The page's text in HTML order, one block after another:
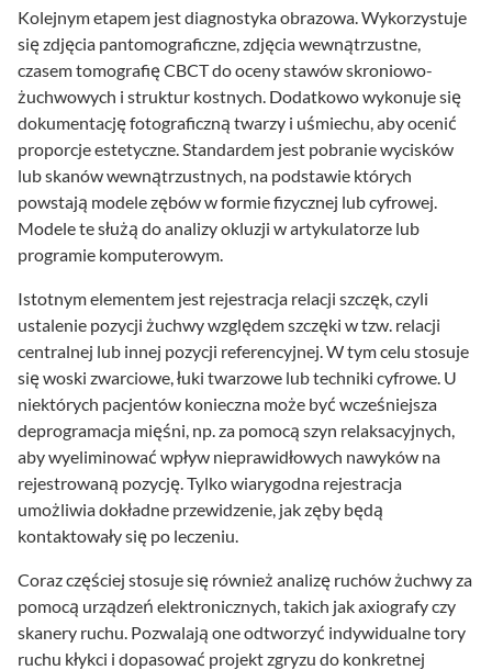
Kolejnym etapem jest diagnostyka obrazowa. Wykorzystuje
się zdjęcia pantomograficzne, zdjęcia wewnątrzustne,
czasem tomografię CBCT do oceny stawów skroniowo-
żuchwowych i struktur kostnych. Dodatkowo wykonuje się
dokumentację fotograficzną twarzy i uśmiechu, aby ocenić
proporcje estetyczne. Standardem jest pobranie wycisków
lub skanów wewnątrzustnych, na podstawie których
powstają modele zębów w formie fizycznej lub cyfrowej.
Modele te służą do analizy okluzji w artykulatorze lub
programie komputerowym.
Istotnym elementem jest rejestracja relacji szczęk, czyli
ustalenie pozycji żuchwy względem szczęki w tzw. relacji
centralnej lub innej pozycji referencyjnej. W tym celu stosuje
się woski zwarciowe, łuki twarzowe lub techniki cyfrowe. U
niektórych pacjentów konieczna może być wcześniejsza
deprogramacja mięśni, np. za pomocą szyn relaksacyjnych,
aby wyeliminować wpływ nieprawidłowych nawyków na
rejestrowaną pozycję. Tylko wiarygodna rejestracja
umożliwia dokładne przewidzenie, jak zęby będą
kontaktowały się po leczeniu.
Coraz częściej stosuje się również analizę ruchów żuchwy za
pomocą urządzeń elektronicznych, takich jak axiografy czy
skanery ruchu. Pozwalają one odtworzyć indywidualne tory
ruchu kłykci i dopasować projekt zgryzu do konkretnej